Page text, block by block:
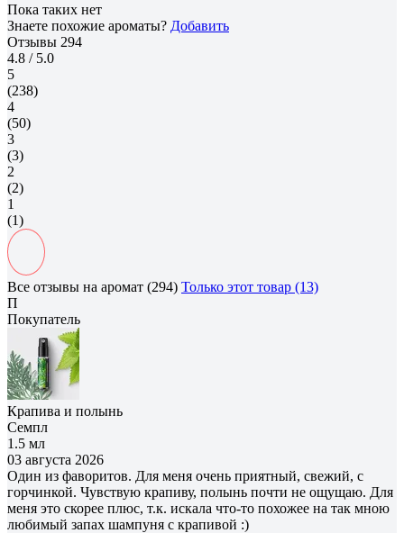
Пока таких нет
Знаете похожие ароматы? Добавить
Отзывы 294
4.8 / 5.0
5
(238)
4
(50)
3
(3)
2
(2)
1
(1)
Все отзывы на аромат (294) Только этот товар (13)
П
Покупатель
Крапива и полынь
Семпл
1.5 мл
03 августа 2026
Один из фаворитов. Для меня очень приятный, свежий, с
горчинкой. Чувствую крапиву, полынь почти не ощущаю. Для
меня это скорее плюс, т.к. искала что-то похожее на так мною
любимый запах шампуня с крапивой :)